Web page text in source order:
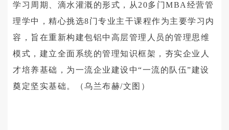
学习周期、滴水灌溉的形式，从20多门MBA经营管
理学中，精心挑选8门专业主干课程作为主要学习内
容，旨在重新构建包铝中高层管理人员的管理思维
模式，建立全面系统的管理知识框架，夯实企业人
才培养基础，为一流企业建设中“一流的队伍”建设
奠定坚实基础。（乌兰布赫/文图）